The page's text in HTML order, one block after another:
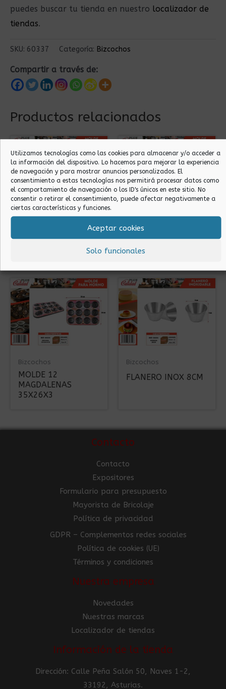
Utilizamos tecnologías como las cookies para almacenar y/o acceder a
la información del dispositivo. Lo hacemos para mejorar la experiencia
de navegación y para mostrar anuncios personalizados. El
consentimiento a estas tecnologías nos permitirá procesar datos como
el comportamiento de navegación o los ID's únicos en este sitio. No
consentir o retirar el consentimiento, puede afectar negativamente a
ciertas características y funciones.
Aceptar cookies
Solo funcionales
puedes buscar tu tienda en nuestro localizador de
tiendas.
SKU: 60337 Categoría: Bizcochos
Compartir a través de:
Productos relacionados
MOLDE PLUM CAKE
27.5X15
MOLDE PLUM CAKE
20CM
Bizcochos
MOLDE 12
MAGDALENAS
35X26X3
Bizcochos
FLANERO INOX 8CM
Contacto
Contacto
Expositores
Formulario para presupuesto
Mayorista de Bricolaje
Política de privacidad
GDPR – Complementos redes sociales
Política de cookies (UE)
Términos y condiciones
Nuestra empresa
Novedades
Nuestras marcas
Localizador de tiendas
Información de la tienda
Dirección: Calle Peña Salón 50, Naves 1-2,
33192, Asturias.